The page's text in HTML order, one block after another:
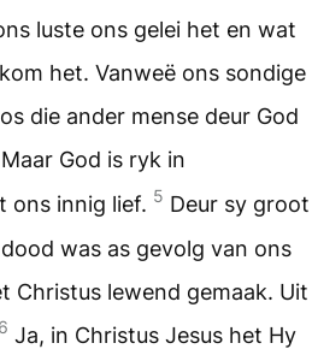
luste ons gelei het en wat
het. Vanweë ons sondige
die ander mense deur God
Maar God is ryk in
ons innig lief. 5 Deur sy groot
was as gevolg van ons
Christus lewend gemaak. Uit
6 Ja, in Christus Jesus het Hy